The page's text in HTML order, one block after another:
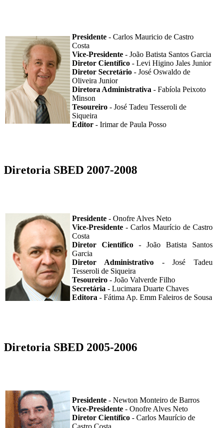
Presidente - Carlos Mauricio de Castro
Costa
Vice-Presidente - João Batista Santos Garcia
Diretor Científico - Levi Higino Jales Junior
Diretor Secretário - José Oswaldo de
Oliveira Junior
Diretora Administrativa - Fabíola Peixoto
Minson
Tesoureiro - José Tadeu Tesseroli de
Siqueira
Editor - Irimar de Paula Posso
Diretoria SBED 2007-2008
Presidente - Onofre Alves Neto
Vice-Presidente - Carlos Maurício de Castro
Costa
Diretor Científico - João Batista Santos
Garcia
Diretor Administrativo- José Tadeu
Tesseroli de Siqueira
Tesoureiro - João Valverde Filho
Secretária - Lucimara Duarte Chaves
Editora - Fátima Ap. Emm Faleiros de Sousa
Diretoria SBED 2005-2006
Presidente - Newton Monteiro de Barros
Vice-Presidente - Onofre Alves Neto
Diretor Científico - Carlos Maurício de
Castro Costa